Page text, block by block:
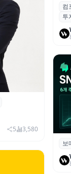
창헌 영
본격화
5 3,580
컴
투
보
개
보